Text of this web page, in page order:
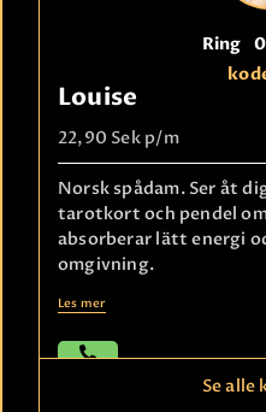
Ring
Louise
22,90 Sek p/m
Norsk spådam. Ser åt
tarotkort och pendel
absorberar lätt energi
omgivning.
Les mer
Se alle